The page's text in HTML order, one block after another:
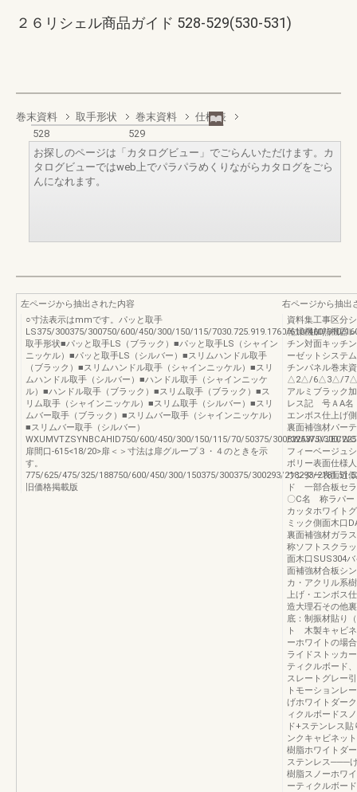
２６リシェル商品ガイド 528-529(530-531)
巻末資料 取手形状 巻末資料
仕様表
528
529
お探しのページは「カタログビュー」でごらんいただけます。カ
タログビューではweb上でパラパラめくりながらカタログをごら
んになれます。
左ページから抽出された内容
○寸法表示はmmです。パッと取手
LS375/300375/300750/600/450/300/150/115/7030.725.919.1760/610/460/310/
取手形状■パッと取手LS（ブラック）■パッと取手LS（シャイン
ニッケル）■パッと取手LS（シルバー）■スリムハンドル取手
（ブラック）■スリムハンドル取手（シャインニッケル）■スリ
ムハンドル取手（シルバー）■ハンドル取手（シャインニッケ
ル）■ハンドル取手（ブラック）■スリム取手（ブラック）■ス
リム取手（シャインニッケル）■スリム取手（シルバー）■スリ
ムバー取手（ブラック）■スリムバー取手（シャインニッケル）
■スリムバー取手（シルバー）
WXUMVTZSYNBCAHID750/600/450/300/150/115/70/50375/300/225375/300/
扉間口-615<18/20>扉＜＞寸法は扉グループ３・４のときを示
す。
775/625/475/325/188750/600/450/300/150375/300375/300293/218293/
旧価格掲載版
右ページから抽出
資料集工事区分
乾燥機加熱機器
チン対面キッチ
ーゼットシステ
チンパネル巻末
△2△/6△3△/
アルミブラック
レス記 号ＡA名
エンボス仕上げ
裏面補強材パー
フィーベージュ
ボリー表面仕様
ウンター表面近
ド 一部合板セ
〇C名 称ラパー
カッタホワイト
ミック側面木口
裏面補強材ガラ
称ソフトスクラ
面木口SUS304
面補強材合板シ
カ・アクリル系
上げ・エンボス
造大理石その他
底：制振材貼り
ト 木製キャビ
ーホワイトの場
ライドストッカ
ティクルボード
スレートグレー
トモーションレ
げホワイトダー
ィクルボードス
ド+ステンレス
ンクキャビネッ
樹脂ホワイトダ
ステンレス───
樹脂スノーホワ
ーティクルボー